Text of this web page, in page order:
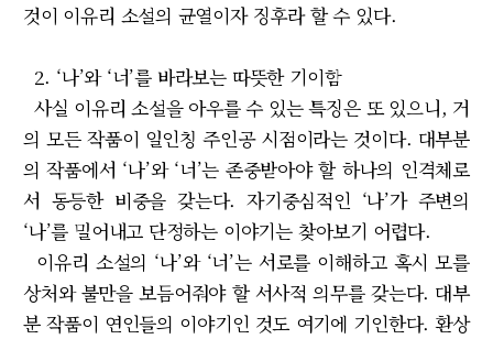
것이 이유리 소설의 균열이자 징후라 할 수 있다.
2. ‘나’와 ‘너’를 바라보는 따뜻한 기이함
사실 이유리 소설을 아우를 수 있는 특징은 또 있으니, 거
의 모든 작품이 일인칭 주인공 시점이라는 것이다. 대부분
의 작품에서 ‘나’와 ‘너’는 존중받아야 할 하나의 인격체로
서 동등한 비중을 갖는다. 자기중심적인 ‘나’가 주변의
‘나’를 밀어내고 단정하는 이야기는 찾아보기 어렵다.
이유리 소설의 ‘나’와 ‘너’는 서로를 이해하고 혹시 모를
상처와 불만을 보듬어줘야 할 서사적 의무를 갖는다. 대부
분 작품이 연인들의 이야기인 것도 여기에 기인한다. 환상